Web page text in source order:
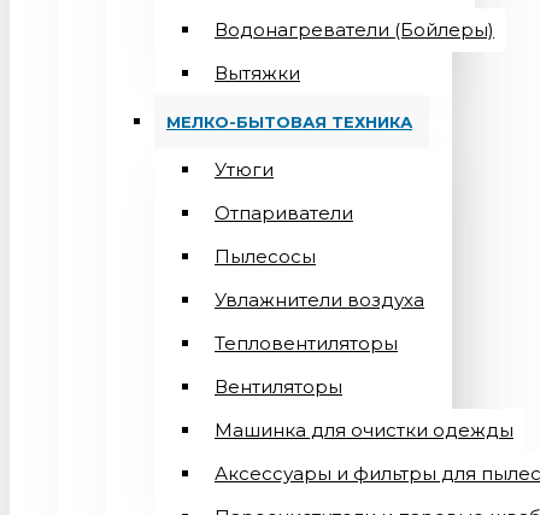
Водонагреватели (Бойлеры)
Вытяжки
МЕЛКО-БЫТОВАЯ ТЕХНИКА
Утюги
Отпариватели
Пылесосы
Увлажнители воздуха
Тепловентиляторы
Вентиляторы
Машинка для очистки одежды
Аксессуары и фильтры для